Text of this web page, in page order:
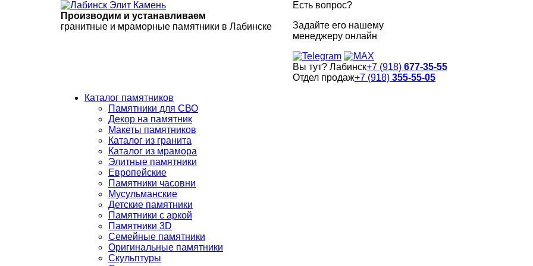
Производим и устанавливаем
гранитные и мраморные памятники в Лабинске
Есть вопрос?
Задайте его нашему
менеджеру онлайн
Вы тут? Лабинск+7 (918) 677-35-55
Отдел продаж+7 (918) 355-55-05
Каталог памятников
Памятники для СВО
Декор на памятник
Макеты памятников
Каталог из гранита
Каталог из мрамора
Элитные памятники
Европейские
Памятники часовни
Мусульманские
Детские памятники
Памятники с аркой
Памятники 3D
Семейные памятники
Оригинальные памятники
Скульптуры